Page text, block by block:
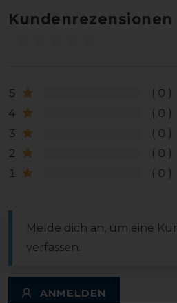
Kundenrezensionen
5
0
4
0
3
0
2
0
1
0
Melde dich an, um eine
verfassen.
ANMELDEN